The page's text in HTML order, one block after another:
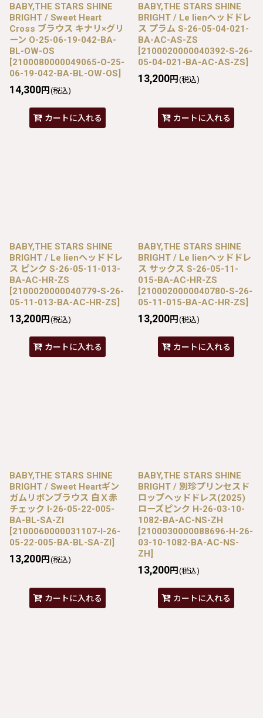
BABY,THE STARS SHINE
BRIGHT / Sweet Heart
Cross ブラウス キナリ×グリ
ーン O-25-06-19-042-BA-
BL-OW-OS
[2100080000049065-O-25-
06-19-042-BA-BL-OW-OS]
14,300円 (税込)
カートに入れる
BABY,THE STARS SHINE
BRIGHT / Le lienヘッドドレ
ス プラム S-26-05-04-021-
BA-AC-AS-ZS
[2100020000040392-S-26-
05-04-021-BA-AC-AS-ZS]
13,200円 (税込)
カートに入れる
BABY,THE STARS SHINE
BRIGHT / Le lienヘッドドレ
ス ピンク S-26-05-11-013-
BA-AC-HR-ZS
[2100020000040779-S-26-
05-11-013-BA-AC-HR-ZS]
13,200円 (税込)
カートに入れる
BABY,THE STARS SHINE
BRIGHT / Le lienヘッドドレ
ス サックス S-26-05-11-
015-BA-AC-HR-ZS
[2100020000040780-S-26-
05-11-015-BA-AC-HR-ZS]
13,200円 (税込)
カートに入れる
BABY,THE STARS SHINE
BRIGHT / Sweet Heartギン
ガムリボンブラウス 白Ｘ赤
チェック I-26-05-22-005-
BA-BL-SA-ZI
[2100060000031107-I-26-
05-22-005-BA-BL-SA-ZI]
13,200円 (税込)
カートに入れる
BABY,THE STARS SHINE
BRIGHT / 別珍プリンセスド
ロップヘッドドレス(2025)
ローズピンク H-26-03-10-
1082-BA-AC-NS-ZH
[2100030000088696-H-26-
03-10-1082-BA-AC-NS-
ZH]
13,200円 (税込)
カートに入れる